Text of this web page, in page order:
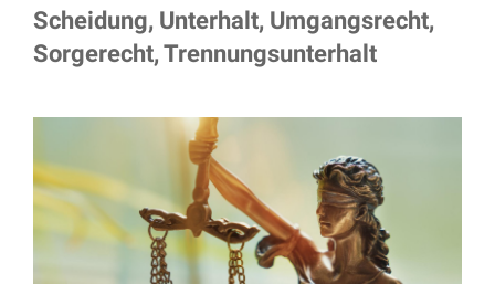
Scheidung, Unterhalt, Umgangsrecht,
Sorgerecht, Trennungsunterhalt